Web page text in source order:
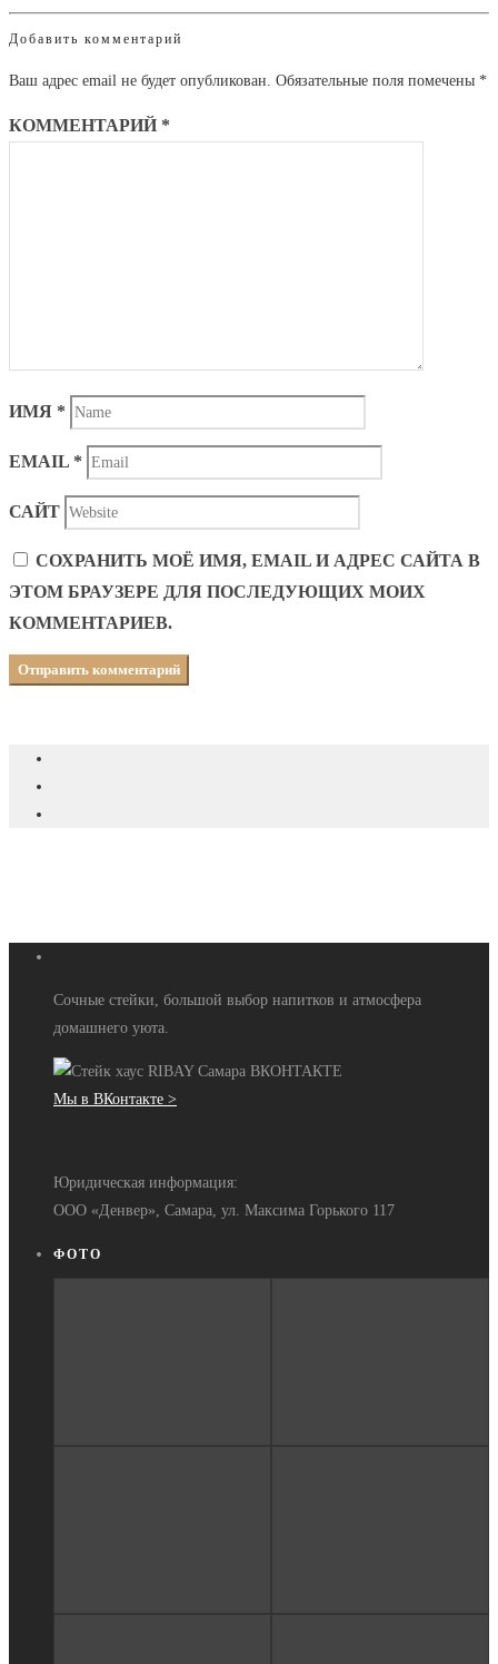
Добавить комментарий
Ваш адрес email не будет опубликован. Обязательные поля помечены *
КОММЕНТАРИЙ *
ИМЯ *
EMAIL *
САЙТ
СОХРАНИТЬ МОЁ ИМЯ, EMAIL И АДРЕС САЙТА В
ЭТОМ БРАУЗЕРЕ ДЛЯ ПОСЛЕДУЮЩИХ МОИХ
КОММЕНТАРИЕВ.
Сочные стейки, большой выбор напитков и атмосфера
домашнего уюта.
Мы в ВКонтакте >
Юридическая информация:
ООО «Денвер», Самара, ул. Максима Горького 117
ФОТО